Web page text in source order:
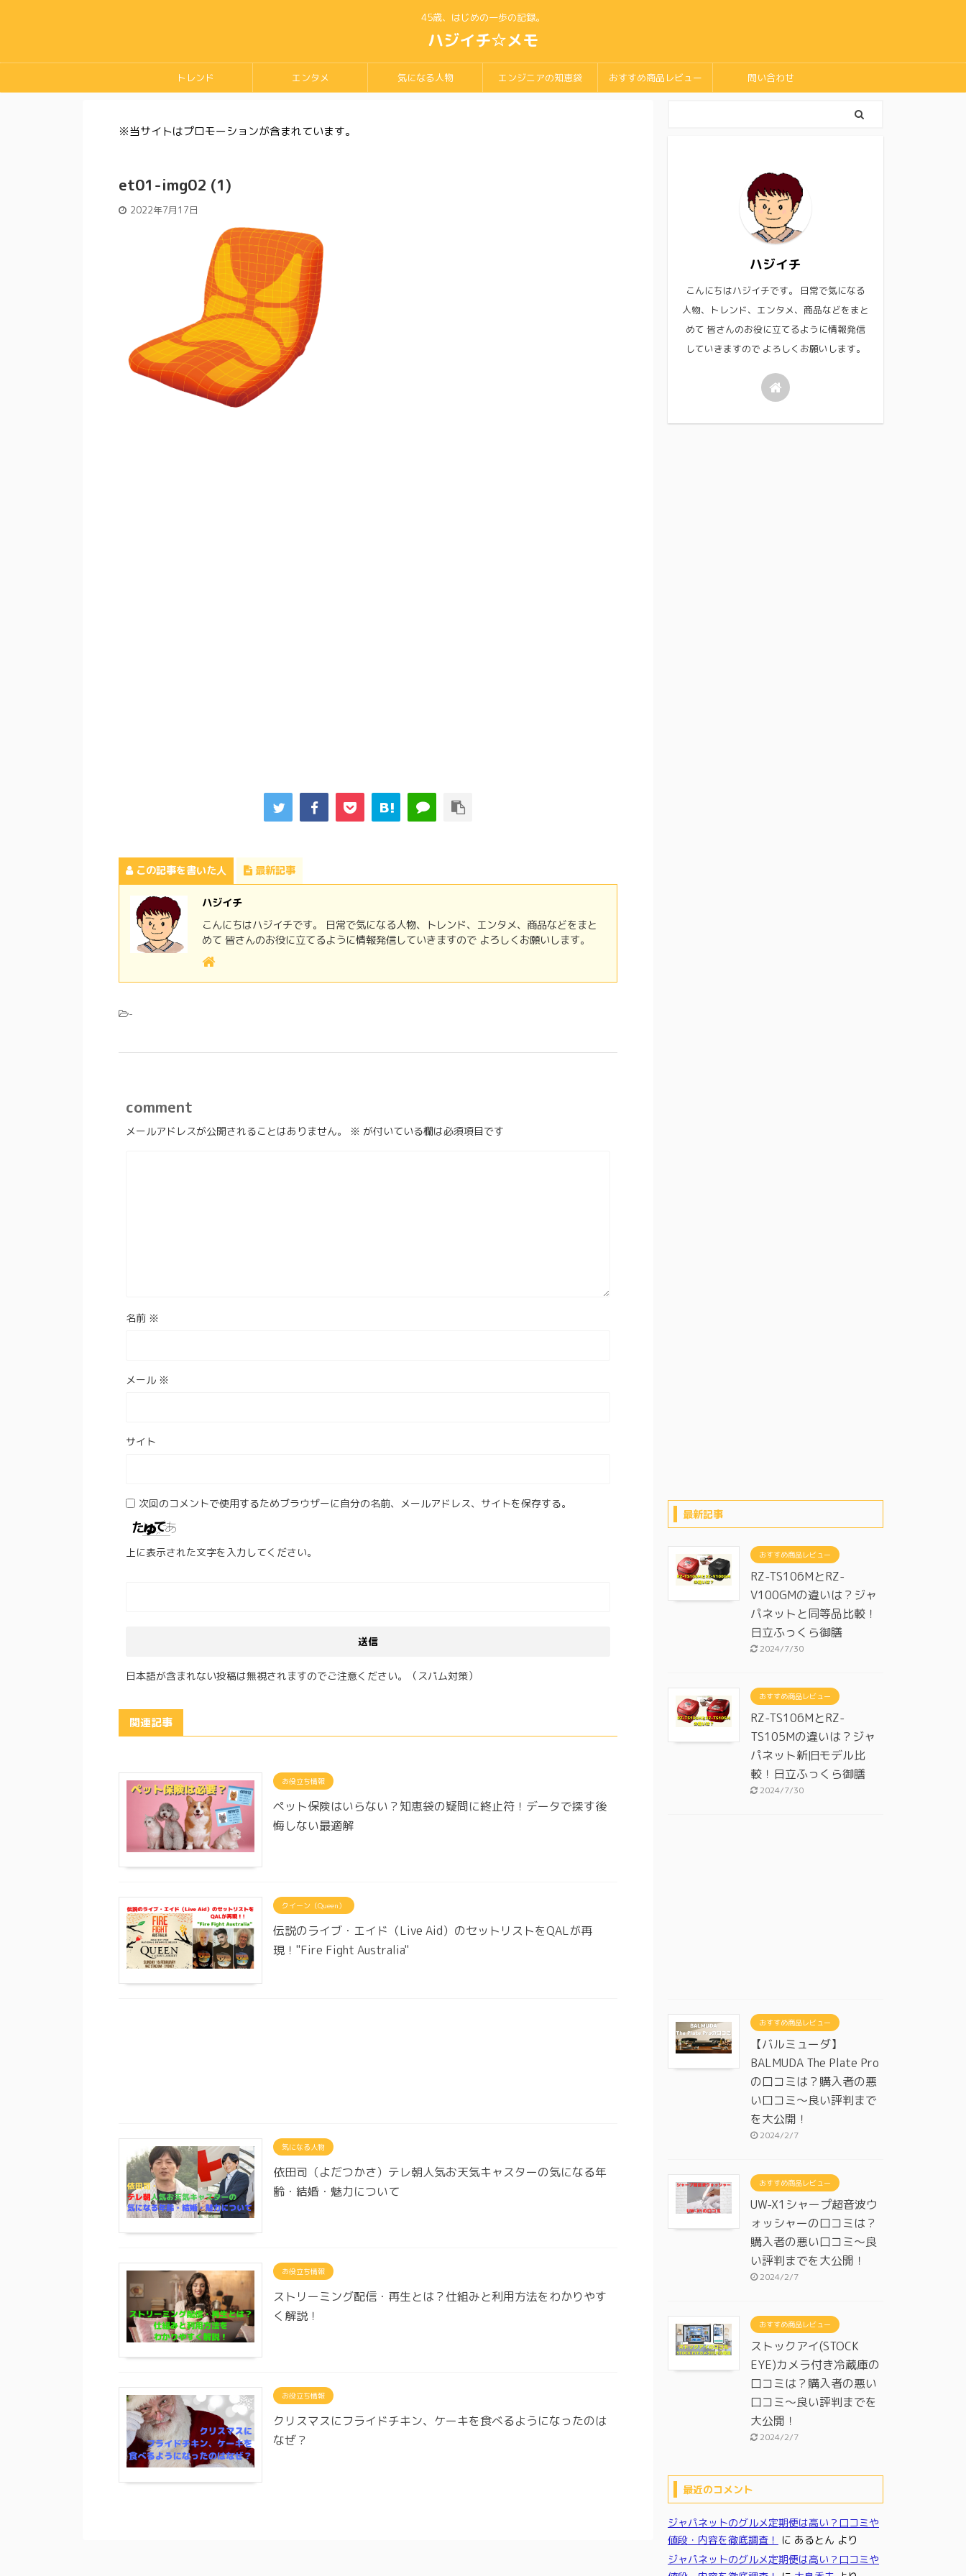
45歳、はじめの一歩の記録。
ハジイチ☆メモ
トレンド エンタメ 気になる人物 エンジニアの知恵袋 おすすめ商品レビュー 問い合わせ
※当サイトはプロモーションが含まれています。
et01-img02 (1)
2022年7月17日
この記事を書いた人 最新記事
ハジイチ
こんにちはハジイチです。 日常で気になる人物、トレンド、エンタメ、商品などをまと
めて 皆さんのお役に立てるように情報発信していきますので よろしくお願いします。
-
comment
メールアドレスが公開されることはありません。 ※ が付いている欄は必須項目です
名前 ※
メール ※
サイト
次回のコメントで使用するためブラウザーに自分の名前、メールアドレス、サイトを保存する。
上に表示された文字を入力してください。
日本語が含まれない投稿は無視されますのでご注意ください。（スパム対策）
関連記事
お役立ち情報
ペット保険はいらない？知恵袋の疑問に終止符！データで探す後
悔しない最適解
クイーン（Queen）
伝説のライブ・エイド（Live Aid）のセットリストをQALが再
現！"Fire Fight Australia"
気になる人物
依田司（よだつかさ）テレ朝人気お天気キャスターの気になる年
齢・結婚・魅力について
お役立ち情報
ストリーミング配信・再生とは？仕組みと利用方法をわかりやす
く解説！
お役立ち情報
クリスマスにフライドチキン、ケーキを食べるようになったのは
なぜ？
ハジイチ
こんにちはハジイチです。 日常で気になる
人物、トレンド、エンタメ、商品などをまと
めて 皆さんのお役に立てるように情報発信
していきますので よろしくお願いします。
最新記事
おすすめ商品レビュー
RZ-TS106MとRZ-
V100GMの違いは？ジャ
パネットと同等品比較！
日立ふっくら御膳
2024/7/30
おすすめ商品レビュー
RZ-TS106MとRZ-
TS105Mの違いは？ジャ
パネット新旧モデル比
較！日立ふっくら御膳
2024/7/30
おすすめ商品レビュー
【バルミューダ】
BALMUDA The Plate Pro
の口コミは？購入者の悪
い口コミ～良い評判まで
を大公開！
2024/2/7
おすすめ商品レビュー
UW-X1シャープ超音波ウ
ォッシャーの口コミは？
購入者の悪い口コミ～良
い評判までを大公開！
2024/2/7
おすすめ商品レビュー
ストックアイ(STOCK
EYE)カメラ付き冷蔵庫の
口コミは？購入者の悪い
口コミ～良い評判までを
大公開！
2024/2/7
最近のコメント
ジャパネットのグルメ定期便は高い？口コミや
値段・内容を徹底調査！
に あるとん より
ジャパネットのグルメ定期便は高い？口コミや